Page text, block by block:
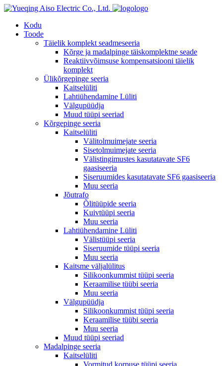
logo
Kodu
Toode
Täielik komplekt seadmeseeria
Kõrge ja madalpinge täiskomplektne seade
Reaktiivvõimsuse kompensatsiooni täielik
komplekt
Ülikõrgepinge seeria
Kaitselüliti
Lahtiühendamine Lüliti
Välgupüüdja
Muud tüüpi seeriad
Kõrgepinge seeria
Kaitselüliti
Välitolmuimejate seeria
Sisetolmuimejate seeria
Välistingimustes kasutatavate SF6
gaasiseeria
Siseruumides kasutatavate SF6 gaasiseeria
Muu seeria
Jõutrafo
Õlitüüpide seeria
Kuivtüüpi seeria
Muu seeria
Lahtiühendamine Lüliti
Välistüüpi seeria
Siseruumide tüüpi seeria
Muu seeria
Kaitsme väljalülitus
Silikoonkummist tüüpi seeria
Keraamilise tüübi seeria
Muu seeria
Välgupüüdja
Silikoonkummist tüüpi seeria
Keraamilise tüübi seeria
Muu seeria
Muud tüüpi seeriad
Madalpinge seeria
Kaitselüliti
Vormitud korpuse tüüpi seeria